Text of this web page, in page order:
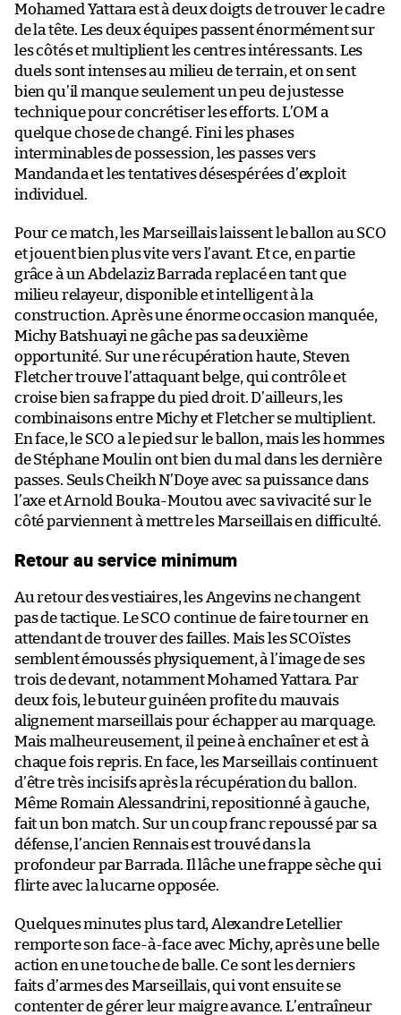
Mohamed Yattara est à deux doigts de trouver le cadre
de la tête. Les deux équipes passent énormément sur
les côtés et multiplient les centres intéressants. Les
duels sont intenses au milieu de terrain, et on sent
bien qu’il manque seulement un peu de justesse
technique pour concrétiser les efforts. L’OM a
quelque chose de changé. Fini les phases
interminables de possession, les passes vers
Mandanda et les tentatives désespérées d’exploit
individuel.
Pour ce match, les Marseillais laissent le ballon au SCO
et jouent bien plus vite vers l’avant. Et ce, en partie
grâce à un Abdelaziz Barrada replacé en tant que
milieu relayeur, disponible et intelligent à la
construction. Après une énorme occasion manquée,
Michy Batshuayi ne gâche pas sa deuxième
opportunité. Sur une récupération haute, Steven
Fletcher trouve l’attaquant belge, qui contrôle et
croise bien sa frappe du pied droit. D’ailleurs, les
combinaisons entre Michy et Fletcher se multiplient.
En face, le SCO a le pied sur le ballon, mais les hommes
de Stéphane Moulin ont bien du mal dans les dernière
passes. Seuls Cheikh N’Doye avec sa puissance dans
l’axe et Arnold Bouka-Moutou avec sa vivacité sur le
côté parviennent à mettre les Marseillais en difficulté.
Retour au service minimum
Au retour des vestiaires, les Angevins ne changent
pas de tactique. Le SCO continue de faire tourner en
attendant de trouver des failles. Mais les SCOïstes
semblent émoussés physiquement, à l’image de ses
trois de devant, notamment Mohamed Yattara. Par
deux fois, le buteur guinéen profite du mauvais
alignement marseillais pour échapper au marquage.
Mais malheureusement, il peine à enchaîner et est à
chaque fois repris. En face, les Marseillais continuent
d’être très incisifs après la récupération du ballon.
Même Romain Alessandrini, repositionné à gauche,
fait un bon match. Sur un coup franc repoussé par sa
défense, l’ancien Rennais est trouvé dans la
profondeur par Barrada. Il lâche une frappe sèche qui
flirte avec la lucarne opposée.
Quelques minutes plus tard, Alexandre Letellier
remporte son face-à-face avec Michy, après une belle
action en une touche de balle. Ce sont les derniers
faits d’armes des Marseillais, qui vont ensuite se
contenter de gérer leur maigre avance. L’entraîneur